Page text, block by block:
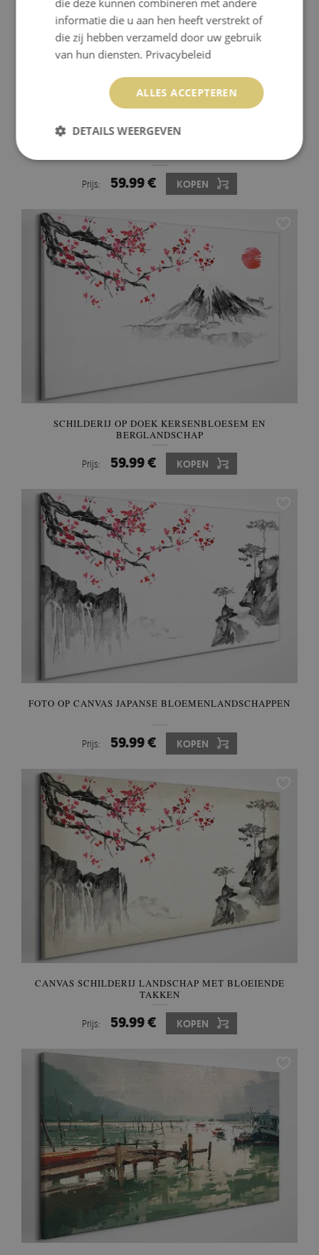
Prijs: 59.99 € KOPEN
SCHILDERIJ OP DOEK KERSENBLOESEM EN
BERGLANDSCHAP
Prijs: 59.99 € KOPEN
FOTO OP CANVAS JAPANSE BLOEMENLANDSCHAPPEN
Prijs: 59.99 € KOPEN
CANVAS SCHILDERIJ LANDSCHAP MET BLOEIENDE
TAKKEN
Prijs: 59.99 € KOPEN
die deze kunnen combineren met andere
informatie die u aan hen heeft verstrekt of
die zij hebben verzameld door uw gebruik
van hun diensten. Privacybeleid
ALLES ACCEPTEREN
DETAILS WEERGEVEN